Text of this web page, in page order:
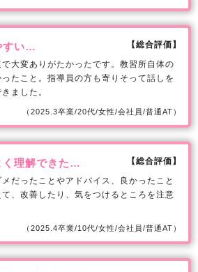
すい…
【総合評価】
大変ありがたかったです。教習所自体の
たこと。指導員の方も寄りそって話しを
ました。
（2025.3卒業/20代/女性/会社員/普通AT）
く理解できた…
【総合評価】
だったことやアドバイス、良かったこと
、改善したり、気をつけるところを注意
（2025.4卒業/10代/女性/会社員/普通AT）